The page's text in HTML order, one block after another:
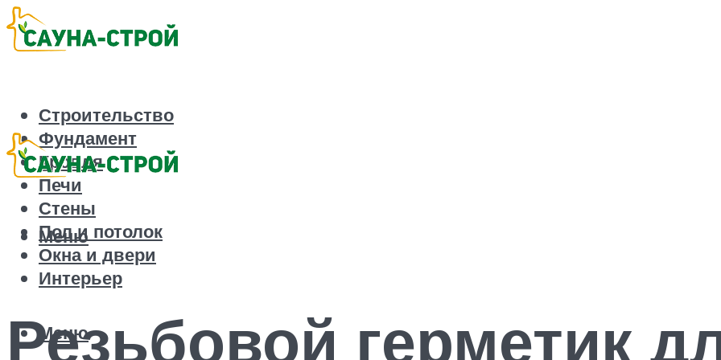
Строительство
Фундамент
Кровля
Печи
Стены
Пол и потолок
Окна и двери
Интерьер
Меню
Меню
Резьбовой герметик